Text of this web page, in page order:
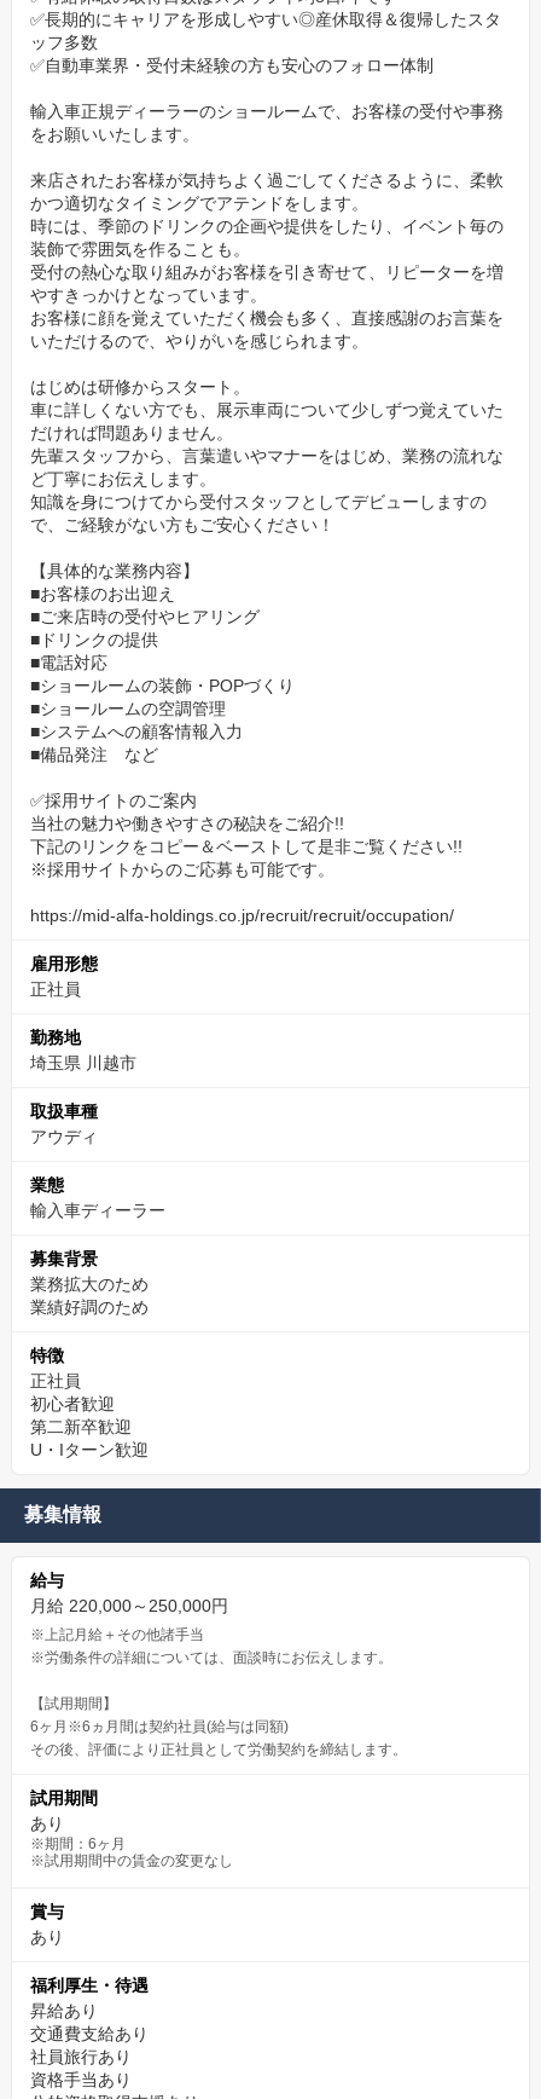
また、事前に申請いただくことで、冠婚葬祭や運動会などのご家
族の行事のお休みも可能です。
できる職場です
年齢や社歴に関わらず、実力や実績をしっかり評価する社風で
す。
若手もリーダーやマネージャーとして活躍することや、業務も手
を挙げてチャレンジすることが可能です。
納得感のある評価を得ることができます。
全社総会で社内コンテストの表彰など、モチベーショ
ンをくすぐるイベント
昨年はザ・プリンスパークタワー東京で全社約300名が集まる社員
総会を開催しました。
サービスや販売など社内コンテストがあり、その表彰式も社員総
会で行っています。
その道のNo.1になりたい！という方に、モチベーションアップで
きる機会をご用意しています。
✅長期的にキャリアを形成しやすい◎産休取得＆復帰したスタ
ッフ多数
✅自動車業界・受付未経験の方も安心のフォロー体制
輸入車正規ディーラーのショールームで、お客様の受付や事務
をお願いいたします。
来店されたお客様が気持ちよく過ごしてくださるように、柔軟
かつ適切なタイミングでアテンドをします。
時には、季節のドリンクの企画や提供をしたり、イベント毎の
装飾で雰囲気を作ることも。
受付の熱心な取り組みがお客様を引き寄せて、リピーターを増
やすきっかけとなっています。
お客様に顔を覚えていただく機会も多く、直接感謝のお言葉を
いただけるので、やりがいを感じられます。
はじめは研修からスタート。
車に詳しくない方でも、展示車両について少しずつ覚えていた
だければ問題ありません。
先輩スタッフから、言葉遣いやマナーをはじめ、業務の流れな
ど丁寧にお伝えします。
知識を身につけてから受付スタッフとしてデビューしますの
で、ご経験がない方もご安心ください！
【具体的な業務内容】
■お客様のお出迎え
■ご来店時の受付やヒアリング
■ドリンクの提供
■電話対応
■ショールームの装飾・POPづくり
■ショールームの空調管理
■システムへの顧客情報入力
■備品発注 など
✅採用サイトのご案内
当社の魅力や働きやすさの秘訣をご紹介!!
下記のリンクをコピー＆ベーストして是非ご覧ください!!
※採用サイトからのご応募も可能です。
https://mid-alfa-holdings.co.jp/recruit/recruit/occupation/
雇用形態
正社員
勤務地
埼玉県 川越市
取扱車種
アウディ
業態
輸入車ディーラー
募集背景
業務拡大のため
業績好調のため
特徴
正社員
初心者歓迎
第二新卒歓迎
U・Iターン歓迎
募集情報
給与
月給 220,000～250,000円
※上記月給＋その他諸手当
※労働条件の詳細については、面談時にお伝えします。
【試用期間】
6ヶ月※6ヵ月間は契約社員(給与は同額)
その後、評価により正社員として労働契約を締結します。
試用期間
あり
※期間：6ヶ月
※試用期間中の賃金の変更なし
賞与
あり
福利厚生・待遇
昇給あり
交通費支給あり
社員旅行あり
資格手当あり